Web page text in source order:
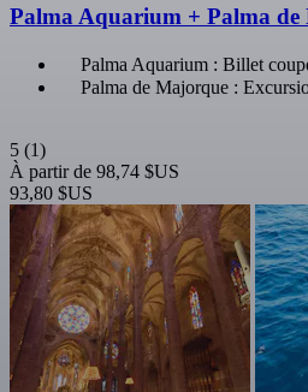
Palma Aquarium + Palma de
Palma Aquarium : Billet
Palma de Majorque :
5 (1)
À partir de 98,74 $US
93,80 $US